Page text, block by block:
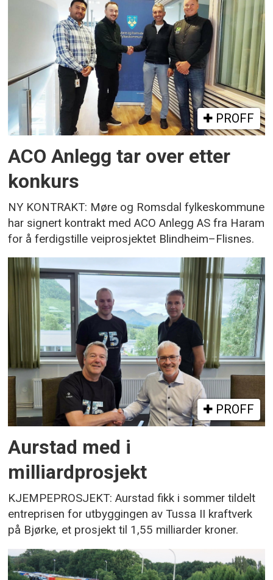
PROFF
ACO Anlegg tar over etter
konkurs
NY KONTRAKT: Møre og Romsdal fylkeskommune
har signert kontrakt med ACO Anlegg AS fra Haram
for å ferdigstille veiprosjektet Blindheim–Flisnes.
PROFF
Aurstad med i
milliardprosjekt
KJEMPEPROSJEKT: Aurstad fikk i sommer tildelt
entreprisen for utbyggingen av Tussa II kraftverk
på Bjørke, et prosjekt til 1,55 milliarder kroner.